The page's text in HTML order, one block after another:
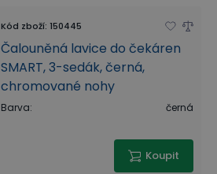
Kód zboží: 150445
Čalouněná lavice do čekáren
SMART, 3-sedák, černá,
chromované nohy
Barva: černá
Koupit